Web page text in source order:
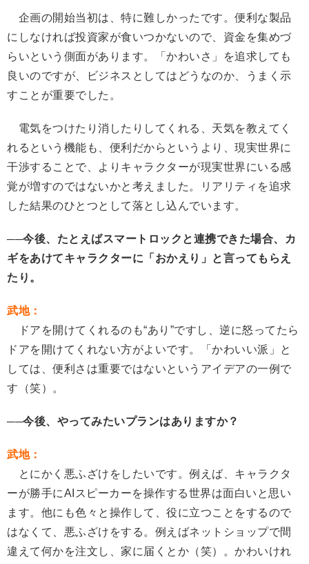
企画の開始当初は、特に難しかったです。便利な製品
にしなければ投資家が食いつかないので、資金を集めづ
らいという側面があります。「かわいさ」を追求しても
良いのですが、ビジネスとしてはどうなのか、うまく示
すことが重要でした。
電気をつけたり消したりしてくれる、天気を教えてく
れるという機能も、便利だからというより、現実世界に
干渉することで、よりキャラクターが現実世界にいる感
覚が増すのではないかと考えました。リアリティを追求
した結果のひとつとして落とし込んでいます。
──今後、たとえばスマートロックと連携できた場合、カ
ギをあけてキャラクターに「おかえり」と言ってもらえ
たり。
武地：
ドアを開けてくれるのも“あり”ですし、逆に怒ってたら
ドアを開けてくれない方がよいです。「かわいい派」と
しては、便利さは重要ではないというアイデアの一例で
す（笑）。
──今後、やってみたいプランはありますか？
武地：
とにかく悪ふざけをしたいです。例えば、キャラクタ
ーが勝手にAIスピーカーを操作する世界は面白いと思い
ます。他にも色々と操作して、役に立つことをするので
はなくて、悪ふざけをする。例えばネットショップで間
違えて何かを注文し、家に届くとか（笑）。かわいけれ